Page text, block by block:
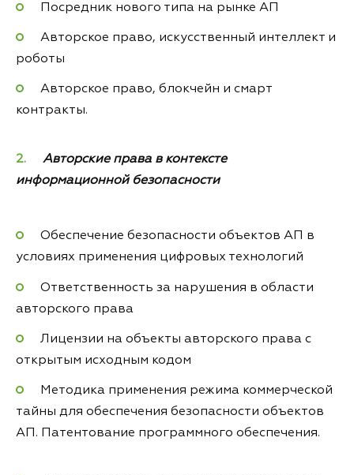
Посредник нового типа на рынке АП
Авторское право, искусственный интеллект и
роботы
Авторское право, блокчейн и смарт
контракты.
Авторские права в контексте
информационной безопасности
Обеспечение безопасности объектов АП в
условиях применения цифровых технологий
Ответственность за нарушения в области
авторского права
Лицензии на объекты авторского права с
открытым исходным кодом
Методика применения режима коммерческой
тайны для обеспечения безопасности объектов
АП. Патентование программного обеспечения.